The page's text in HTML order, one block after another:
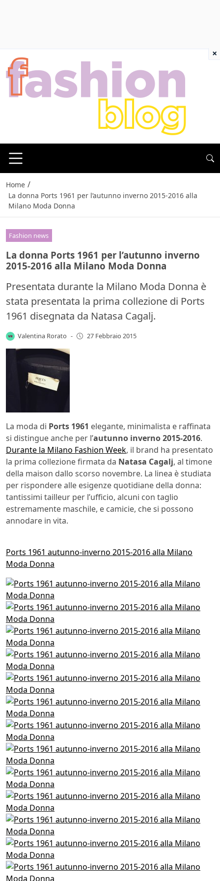
Home /
La donna Ports 1961 per l’autunno inverno 2015-2016 alla
Milano Moda Donna
Fashion news
La donna Ports 1961 per l’autunno inverno
2015-2016 alla Milano Moda Donna
Presentata durante la Milano Moda Donna è
stata presentata la prima collezione di Ports
1961 disegnata da Natasa Cagalj.
Valentina Rorato - 27 Febbraio 2015
La moda di Ports 1961 elegante, minimalista e raffinata
si distingue anche per l’autunno inverno 2015-2016.
Durante la Milano Fashion Week, il brand ha presentato
la prima collezione firmata da Natasa Cagalj, al timone
della maison dallo scorso novembre. La linea è studiata
per rispondere alle esigenze quotidiane della donna:
tantissimi tailleur per l’ufficio, alcuni con taglio
estremamente maschile, e camicie, che si possono
annodare in vita.
Ports 1961 autunno-inverno 2015-2016 alla Milano
Moda Donna
×